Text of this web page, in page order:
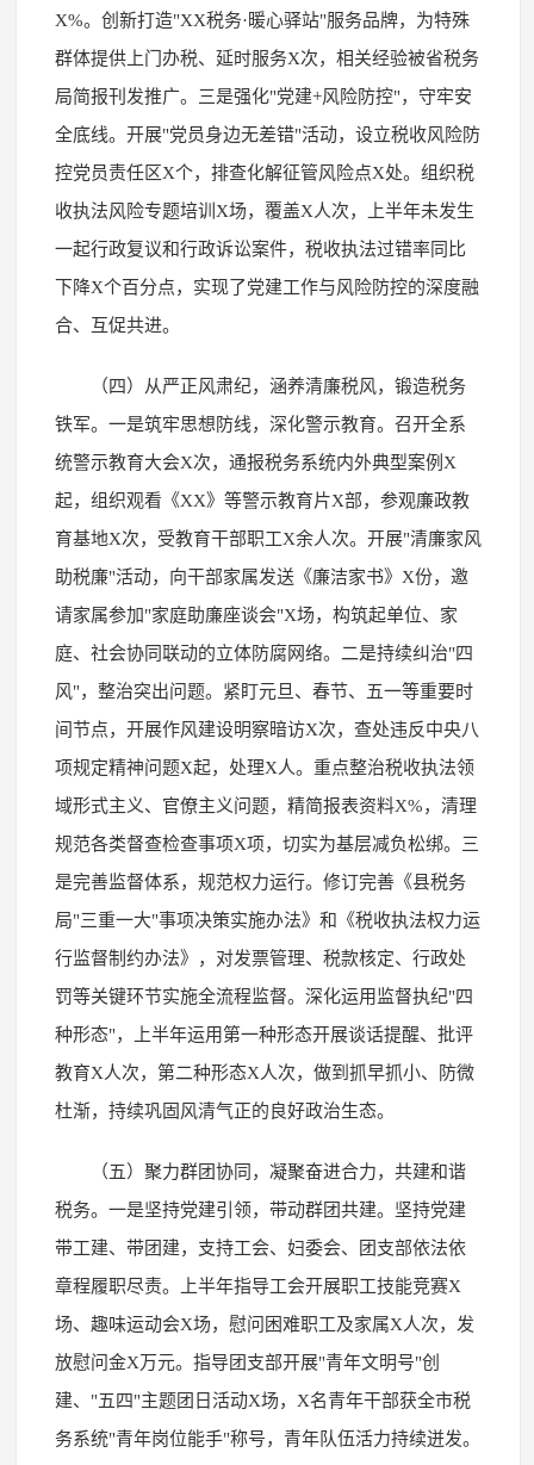
X%。创新打造"XX税务·暖心驿站"服务品牌，为特殊
群体提供上门办税、延时服务X次，相关经验被省税务
局简报刊发推广。三是强化"党建+风险防控"，守牢安
全底线。开展"党员身边无差错"活动，设立税收风险防
控党员责任区X个，排查化解征管风险点X处。组织税
收执法风险专题培训X场，覆盖X人次，上半年未发生
一起行政复议和行政诉讼案件，税收执法过错率同比
下降X个百分点，实现了党建工作与风险防控的深度融
合、互促共进。
（四）从严正风肃纪，涵养清廉税风，锻造税务
铁军。一是筑牢思想防线，深化警示教育。召开全系
统警示教育大会X次，通报税务系统内外典型案例X
起，组织观看《XX》等警示教育片X部，参观廉政教
育基地X次，受教育干部职工X余人次。开展"清廉家风
助税廉"活动，向干部家属发送《廉洁家书》X份，邀
请家属参加"家庭助廉座谈会"X场，构筑起单位、家
庭、社会协同联动的立体防腐网络。二是持续纠治"四
风"，整治突出问题。紧盯元旦、春节、五一等重要时
间节点，开展作风建设明察暗访X次，查处违反中央八
项规定精神问题X起，处理X人。重点整治税收执法领
域形式主义、官僚主义问题，精简报表资料X%，清理
规范各类督查检查事项X项，切实为基层减负松绑。三
是完善监督体系，规范权力运行。修订完善《县税务
局"三重一大"事项决策实施办法》和《税收执法权力运
行监督制约办法》，对发票管理、税款核定、行政处
罚等关键环节实施全流程监督。深化运用监督执纪"四
种形态"，上半年运用第一种形态开展谈话提醒、批评
教育X人次，第二种形态X人次，做到抓早抓小、防微
杜渐，持续巩固风清气正的良好政治生态。
（五）聚力群团协同，凝聚奋进合力，共建和谐
税务。一是坚持党建引领，带动群团共建。坚持党建
带工建、带团建，支持工会、妇委会、团支部依法依
章程履职尽责。上半年指导工会开展职工技能竞赛X
场、趣味运动会X场，慰问困难职工及家属X人次，发
放慰问金X万元。指导团支部开展"青年文明号"创
建、"五四"主题团日活动X场，X名青年干部获全市税
务系统"青年岗位能手"称号，青年队伍活力持续迸发。